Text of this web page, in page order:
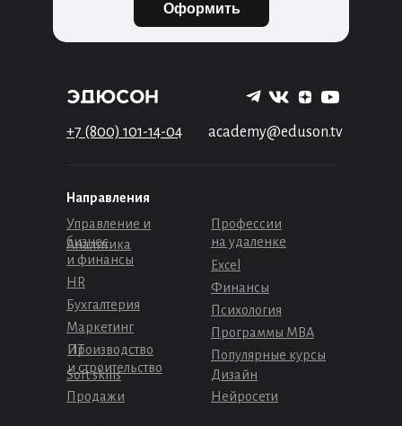
+7 (800) 101-14-04 academy@eduson.tv
Управление и
бизнес
Аналитика
и финансы
HR
Маркетинг
Бухгалтерия
Soft skills
Продажи
Направления
Психология
Excel
Профессии
на удаленке
Финансы
Производство
и строительство
ИТ
Программы МВА
Популярные курсы
Оформить
Дизайн
Нейросети